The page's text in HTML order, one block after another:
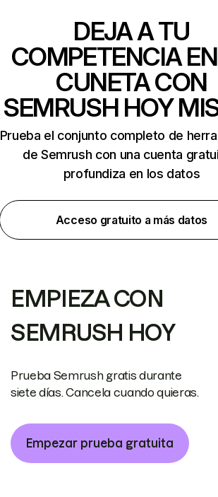
DEJA A TU
COMPETENCIA
CUNETA CON
SEMRUSH HOY
Prueba el conjunto completo de
de Semrush con una cuenta
profundiza en los datos
Acceso gratuito a más datos
EMPIEZA CON
SEMRUSH HOY
Prueba Semrush gratis durante
siete días. Cancela cuando quieras.
Empezar prueba gratuita